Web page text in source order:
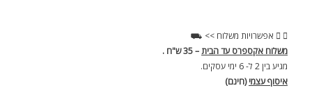
אפשרויות משלוח >> ⛟
משלוח אקספרס עד הבית– 35 ש"ח .
מגיע בין 2 ל- 6 ימי עסקים.
איסוף עצמי(חינם)